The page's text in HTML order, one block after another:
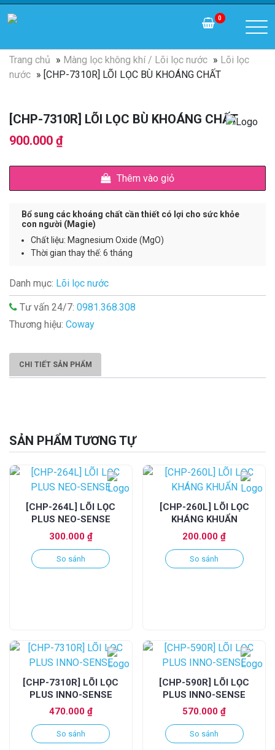
0
Trang chủ » Màng lọc không khí / Lõi lọc nước » Lõi lọc
nước » [CHP-7310R] LÕI LỌC BÙ KHOÁNG CHẤT
[CHP-7310R] LÕI LỌC BÙ KHOÁNG CHẤT
900.000 ₫
Thêm vào giỏ
Bổ sung các khoáng chất cần thiết có lợi cho sức khỏe
con người (Magie)
Chất liệu: Magnesium Oxide (MgO)
Thời gian thay thế: 6 tháng
Danh mục: Lõi lọc nước
Tư vấn 24/7: 0981.368.308
Thương hiệu: Coway
CHI TIẾT SẢN PHẨM
SẢN PHẨM TƯƠNG TỰ
[CHP-264L] LÕI LỌC
PLUS NEO-SENSE
300.000 ₫
So sánh
[CHP-260L] LÕI LỌC
KHÁNG KHUẨN
200.000₫
So sánh
[CHP-7310R] LÕI LỌC
PLUS INNO-SENSE
470.000 ₫
So sánh
[CHP-590R] LÕI LỌC
PLUS INNO-SENSE
570.000₫
So sánh